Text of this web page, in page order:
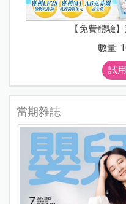
【免費體驗
數量:
試
當期雜誌